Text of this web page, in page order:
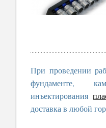
При проведении
фундаменте,
инъектирования
доставка в любой